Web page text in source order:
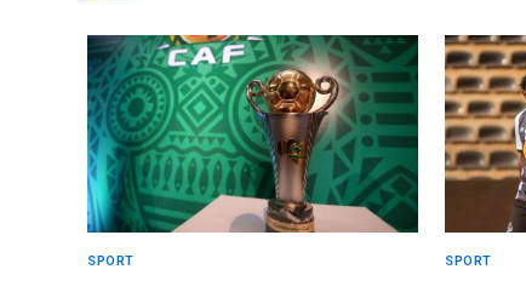
SPORT SPORT